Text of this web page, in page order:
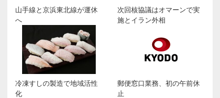
山手線と京浜東北線が運休
へ
次回核協議はオマーンで実
施とイラン外相
冷凍すしの製造で地域活性
化
郵便窓口業務、初の午前休
止